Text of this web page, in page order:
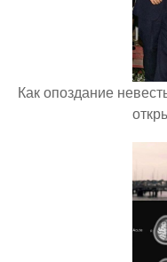
Как опоздание